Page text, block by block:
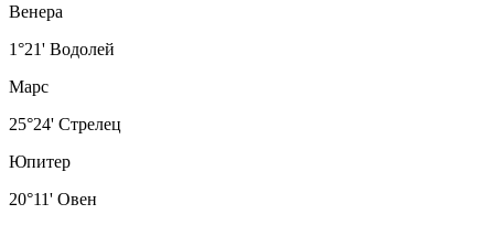
Венера
1°21' Водолей
Марс
25°24' Стрелец
Юпитер
20°11' Овен